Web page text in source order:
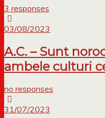
3 responses
03/08/2023
A.C. – Sunt
ambele culturi
no responses
31/07/2023